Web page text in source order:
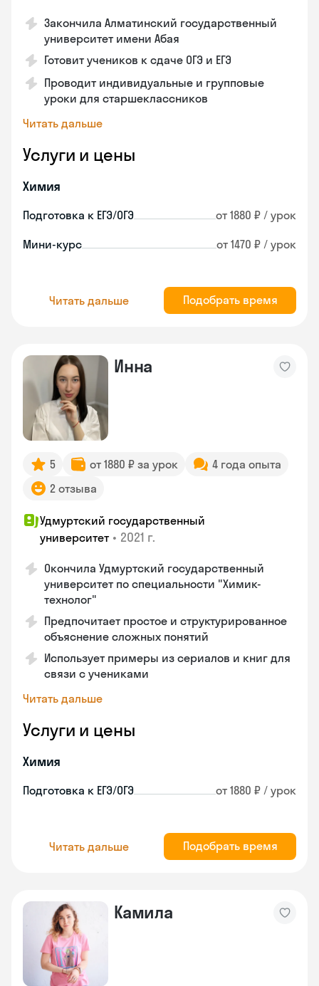
Закончила Алматинский государственный
университет имени Абая
Готовит учеников к сдаче ОГЭ и ЕГЭ
Проводит индивидуальные и групповые
уроки для старшеклассников
Читать дальше
Услуги и цены
Химия
Подготовка к ЕГЭ/ОГЭ от 1880 ₽ / урок
Мини-курс от 1470 ₽ / урок
Читать дальше Подобрать время
Инна
5 от 1880 ₽ за урок
4 года опыта
2 отзыва
Удмуртский государственный
университет • 2021 г.
Окончила Удмуртский государственный
университет по специальности "Химик-
технолог"
Предпочитает простое и структурированное
объяснение сложных понятий
Использует примеры из сериалов и книг для
связи с учениками
Читать дальше
Услуги и цены
Химия
Подготовка к ЕГЭ/ОГЭ от 1880 ₽ / урок
Читать дальше Подобрать время
Камила